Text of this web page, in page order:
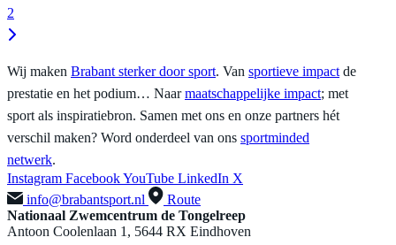
2
Wij maken Brabant sterker door sport. Van sportieve impactde
prestatie en het podium… Naarmaatschappelijke impact; met
sport als inspiratiebron. Samen met ons en onze partners hét
verschil maken? Word onderdeel van ons sportminded
netwerk.
Instagram FacebookYouTube LinkedIn X
info@brabantsport.nl
Route
Nationaal Zwemcentrum de Tongelreep
Antoon Coolenlaan 1, 5644 RX Eindhoven